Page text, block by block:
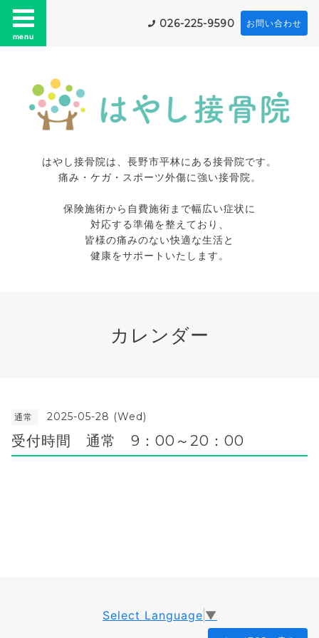
menu
026-225-9590 お問い合わせ
はやし接骨院は、長野市平林にある接骨院です。
痛み・ケガ・スポーツ外傷に強い接骨院。
保険施術から自費施術まで幅広い症状に
対応する準備を整えており、
皆様の痛みのない快適な生活と
健康をサポートいたします。
カレンダー
通常 2025-05-28 (Wed)
受付時間 通常 9：00～20：00
Select Language ▼